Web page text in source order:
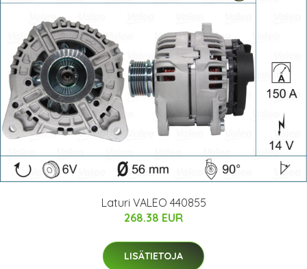
Laturi VALEO 440855
268.38 EUR
LISÄTIETOJA